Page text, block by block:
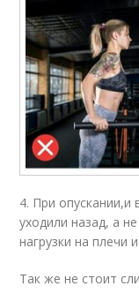
4. При
уходили назад, а
нагрузки на плечи
Так же не стоит